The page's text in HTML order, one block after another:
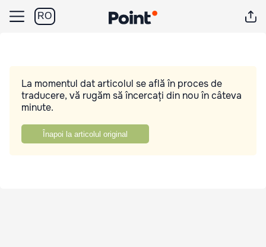
RO
La momentul dat articolul se află în proces de
traducere, vă rugăm să încercați din nou în câteva
minute.
Înapoi la articolul original